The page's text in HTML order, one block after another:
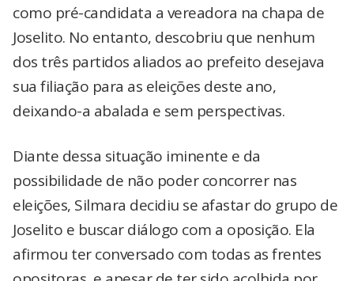
como pré-candidata a vereadora na chapa de
Joselito. No entanto, descobriu que nenhum
dos três partidos aliados ao prefeito desejava
sua filiação para as eleições deste ano,
deixando-a abalada e sem perspectivas.
Diante dessa situação iminente e da
possibilidade de não poder concorrer nas
eleições, Silmara decidiu se afastar do grupo de
Joselito e buscar diálogo com a oposição. Ela
afirmou ter conversado com todas as frentes